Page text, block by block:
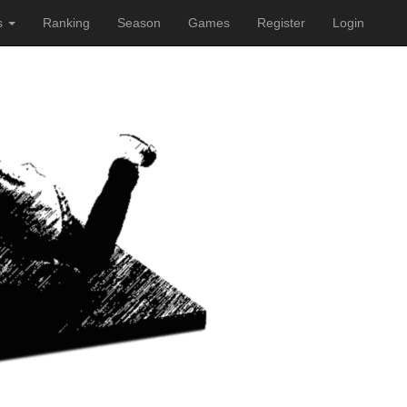
Ranking Season Games Register Login